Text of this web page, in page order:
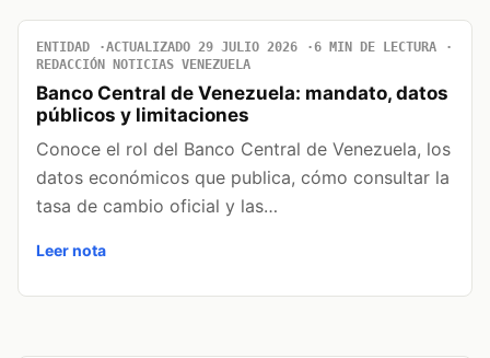
ENTIDAD ACTUALIZADO 29 JULIO 2026
6 MIN DE LECTURA
REDACCIÓN NOTICIAS VENEZUELA
Banco Central de Venezuela: mandato, datos
públicos y limitaciones
Conoce el rol del Banco Central de Venezuela, los
datos económicos que publica, cómo consultar la
tasa de cambio oficial y las…
Leer nota